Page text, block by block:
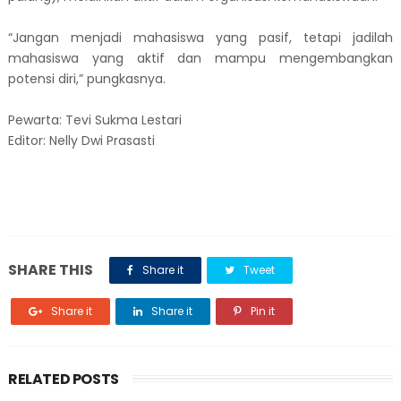
​“Jangan menjadi mahasiswa yang pasif, tetapi jadilah
mahasiswa yang aktif dan mampu mengembangkan
potensi diri,” pungkasnya.
Pewarta: Tevi Sukma Lestari
Editor: Nelly Dwi Prasasti
SHARE THIS Share it Tweet
Share it Share it Pin it
RELATED POSTS